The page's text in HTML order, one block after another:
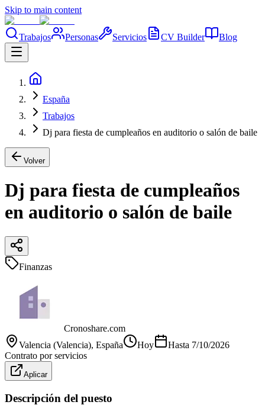
Skip to main content
Trabajos Personas Servicios CV Builder Blog
España
Trabajos
Dj para fiesta de cumpleaños en auditorio o salón de baile
Volver
Dj para fiesta de cumpleaños
en auditorio o salón de baile
Finanzas
Cronoshare.com
Valencia (Valencia), España Hoy Hasta 7/10/2026
Contrato por servicios
Aplicar
Descripción del puesto